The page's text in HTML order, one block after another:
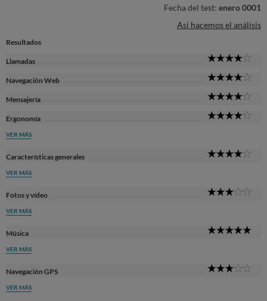
Fecha del test: enero 0001
Así hacemos el análisis
Resultados
Llamadas
Navegación Web
Mensajería
Ergonomía
VER MÁS
Características generales
VER MÁS
Fotos y vídeo
VER MÁS
Música
VER MÁS
Navegación GPS
VER MÁS